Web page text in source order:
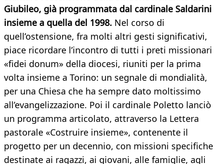
Giubileo, già programmata dal cardinale Saldarini
insieme a quella del 1998. Nel corso di
quell’ostensione, fra molti altri gesti significativi,
piace ricordare l’incontro di tutti i preti missionari
«fidei donum» della diocesi, riuniti per la prima
volta insieme a Torino: un segnale di mondialità,
per una Chiesa che ha sempre dato moltissimo
all’evangelizzazione. Poi il cardinale Poletto lanciò
un programma articolato, attraverso la Lettera
pastorale «Costruire insieme», contenente il
progetto per un decennio, con missioni specifiche
destinate ai ragazzi, ai giovani, alle famiglie, agli